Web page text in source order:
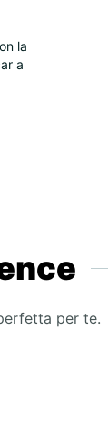
la
a
per te.